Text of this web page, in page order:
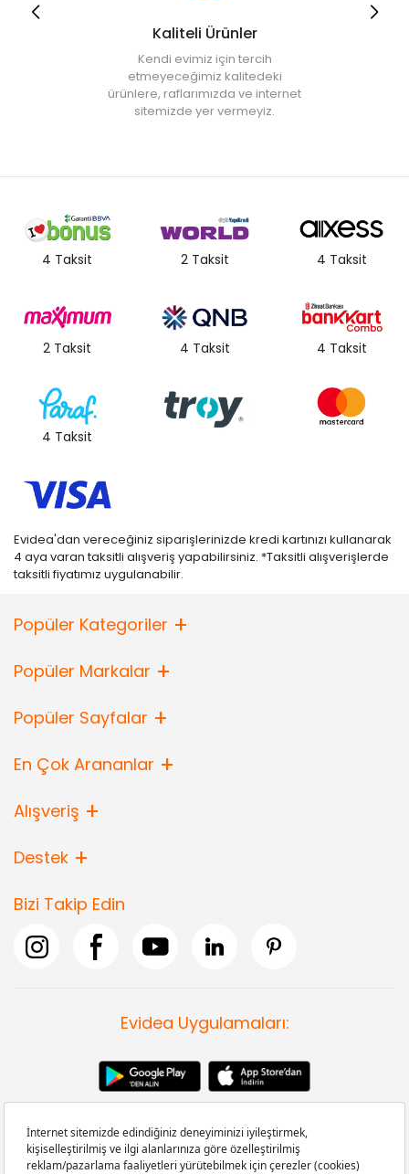
Kaliteli Ürünler
Kendi evimiz için tercih
etmeyeceğimiz kalitedeki
ürünlere, raflarımızda ve internet
sitemizde yer vermeyiz.
4 Taksit 2 Taksit 4 Taksit
2 Taksit 4 Taksit 4 Taksit
4 Taksit
Evidea'dan vereceğiniz siparişlerinizde kredi kartınızı kullanarak
4 aya varan taksitli alışveriş yapabilirsiniz. *Taksitli alışverişlerde
taksitli fiyatımız uygulanabilir.
Popüler Kategoriler
Popüler Markalar
Popüler Sayfalar
En Çok Arananlar
Alışveriş
Destek
Bizi Takip Edin
Evidea Uygulamaları: